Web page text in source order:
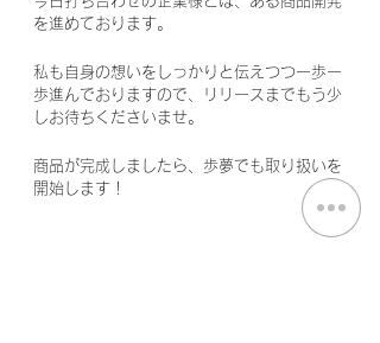
を進めております。
私も自身の想いをしっかりと伝えつつ一歩一
歩進んでおりますので、リリースまでもう少
しお待ちくださいませ。
商品が完成しましたら、歩夢でも取り扱いを
開始します！